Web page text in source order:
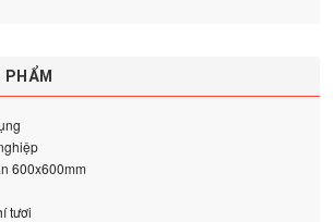
600x600mm
tươi